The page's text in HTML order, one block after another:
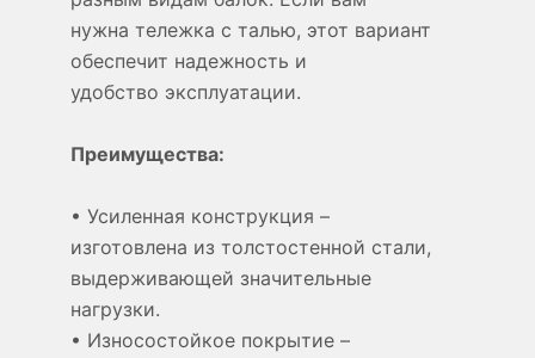
нужна тележка с талью, этот вариант
обеспечит надежность и
удобство эксплуатации.
Преимущества:
• Усиленная конструкция –
изготовлена из толстостенной стали,
выдерживающей значительные
нагрузки.
• Износостойкое покрытие –